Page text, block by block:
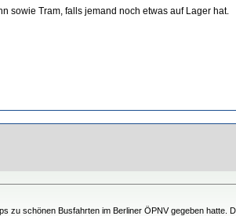
sowie Tram, falls jemand noch etwas auf Lager hat.
zu schönen Busfahrten im Berliner ÖPNV gegeben